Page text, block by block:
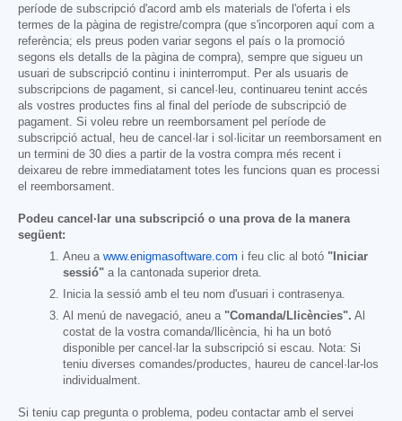
període de subscripció d'acord amb els materials de l'oferta i els
termes de la pàgina de registre/compra (que s'incorporen aquí com a
referència; els preus poden variar segons el país o la promoció
segons els detalls de la pàgina de compra), sempre que sigueu un
usuari de subscripció continu i ininterromput. Per als usuaris de
subscripcions de pagament, si cancel·leu, continuareu tenint accés
als vostres productes fins al final del període de subscripció de
pagament. Si voleu rebre un reemborsament pel període de
subscripció actual, heu de cancel·lar i sol·licitar un reemborsament en
un termini de 30 dies a partir de la vostra compra més recent i
deixareu de rebre immediatament totes les funcions quan es processi
el reemborsament.
Podeu cancel·lar una subscripció o una prova de la manera
següent:
Aneu a www.enigmasoftware.com i feu clic al botó "Iniciar
sessió" a la cantonada superior dreta.
Inicia la sessió amb el teu nom d'usuari i contrasenya.
Al menú de navegació, aneu a "Comanda/Llicències". Al
costat de la vostra comanda/llicència, hi ha un botó
disponible per cancel·lar la subscripció si escau. Nota: Si
teniu diverses comandes/productes, haureu de cancel·lar-los
individualment.
Si teniu cap pregunta o problema, podeu contactar amb el servei